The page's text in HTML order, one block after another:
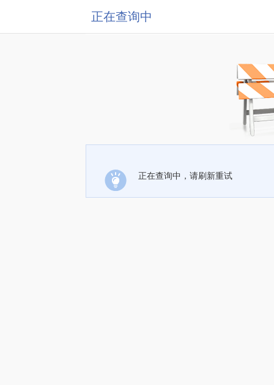
正在查询中
正在查询中，请刷新重试